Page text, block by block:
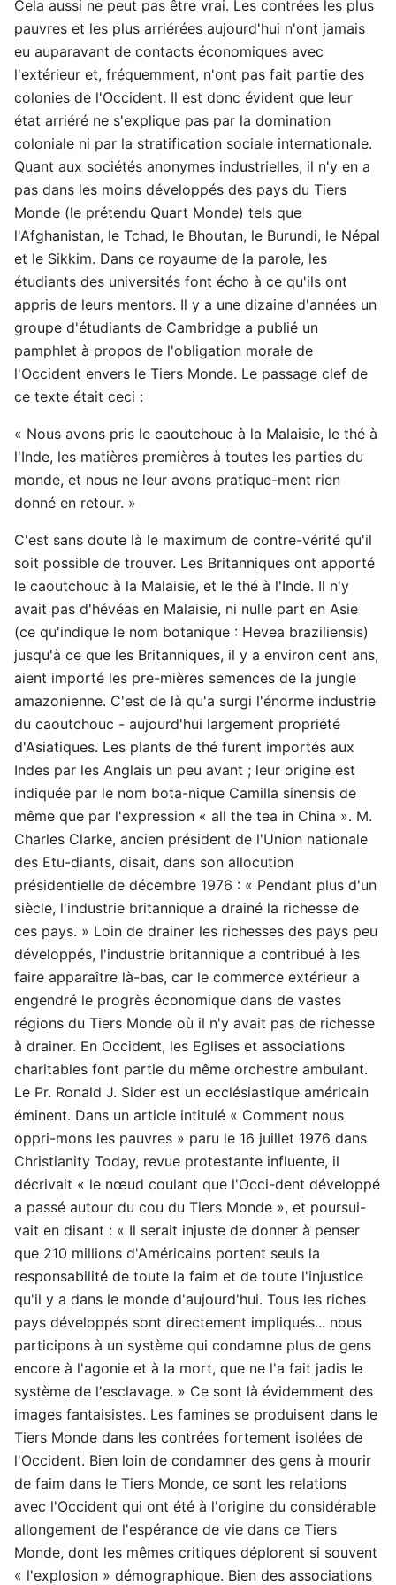
Cela aussi ne peut pas être vrai. Les contrées les plus
pauvres et les plus arriérées aujourd'hui n'ont jamais
eu auparavant de contacts économiques avec
l'extérieur et, fréquemment, n'ont pas fait partie des
colonies de l'Occident. Il est donc évident que leur
état arriéré ne s'explique pas par la domination
coloniale ni par la stratification sociale internationale.
Quant aux sociétés anonymes industrielles, il n'y en a
pas dans les moins développés des pays du Tiers
Monde (le prétendu Quart Monde) tels que
l'Afghanistan, le Tchad, le Bhoutan, le Burundi, le Népal
et le Sikkim. Dans ce royaume de la parole, les
étudiants des universités font écho à ce qu'ils ont
appris de leurs mentors. Il y a une dizaine d'années un
groupe d'étudiants de Cambridge a publié un
pamphlet à propos de l'obligation morale de
l'Occident envers le Tiers Monde. Le passage clef de
ce texte était ceci :
« Nous avons pris le caoutchouc à la Malaisie, le thé à
l'Inde, les matières premières à toutes les parties du
monde, et nous ne leur avons pratique-ment rien
donné en retour. »
C'est sans doute là le maximum de contre-vérité qu'il
soit possible de trouver. Les Britanniques ont apporté
le caoutchouc à la Malaisie, et le thé à l'Inde. Il n'y
avait pas d'hévéas en Malaisie, ni nulle part en Asie
(ce qu'indique le nom botanique : Hevea braziliensis)
jusqu'à ce que les Britanniques, il y a environ cent ans,
aient importé les pre-mières semences de la jungle
amazonienne. C'est de là qu'a surgi l'énorme industrie
du caoutchouc - aujourd'hui largement propriété
d'Asiatiques. Les plants de thé furent importés aux
Indes par les Anglais un peu avant ; leur origine est
indiquée par le nom bota-nique Camilla sinensis de
même que par l'expression « all the tea in China ». M.
Charles Clarke, ancien président de l'Union nationale
des Etu-diants, disait, dans son allocution
présidentielle de décembre 1976 : « Pendant plus d'un
siècle, l'industrie britannique a drainé la richesse de
ces pays. » Loin de drainer les richesses des pays peu
développés, l'industrie britannique a contribué à les
faire apparaître là-bas, car le commerce extérieur a
engendré le progrès économique dans de vastes
régions du Tiers Monde où il n'y avait pas de richesse
à drainer. En Occident, les Eglises et associations
charitables font partie du même orchestre ambulant.
Le Pr. Ronald J. Sider est un ecclésiastique américain
éminent. Dans un article intitulé « Comment nous
oppri-mons les pauvres » paru le 16 juillet 1976 dans
Christianity Today, revue protestante influente, il
décrivait « le nœud coulant que l'Occi-dent développé
a passé autour du cou du Tiers Monde », et poursui-
vait en disant : « Il serait injuste de donner à penser
que 210 millions d'Américains portent seuls la
responsabilité de toute la faim et de toute l'injustice
qu'il y a dans le monde d'aujourd'hui. Tous les riches
pays développés sont directement impliqués... nous
participons à un système qui condamne plus de gens
encore à l'agonie et à la mort, que ne l'a fait jadis le
système de l'esclavage. » Ce sont là évidemment des
images fantaisistes. Les famines se produisent dans le
Tiers Monde dans les contrées fortement isolées de
l'Occident. Bien loin de condamner des gens à mourir
de faim dans le Tiers Monde, ce sont les relations
avec l'Occident qui ont été à l'origine du considérable
allongement de l'espérance de vie dans ce Tiers
Monde, dont les mêmes critiques déplorent si souvent
« l'explosion » démographique. Bien des associations